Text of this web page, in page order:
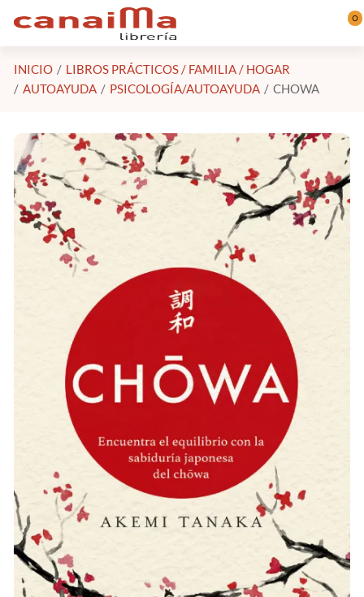
Saltar al contenido principal 0
INICIO
LIBROS PRÁCTICOS / FAMILIA / HOGAR
AUTOAYUDA
PSICOLOGÍA/AUTOAYUDA CHOWA